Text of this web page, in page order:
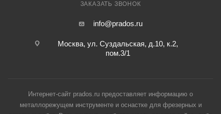
ЗАКАЗАТЬ ЗВОНОК
info@prados.ru
Москва, ул. Суздальская, д.10, к.2,
пом.3/1
Интернет-сайт prados.ru предоставляет информацию о
металлорежущем инструменте и оснастке для фрезерных и